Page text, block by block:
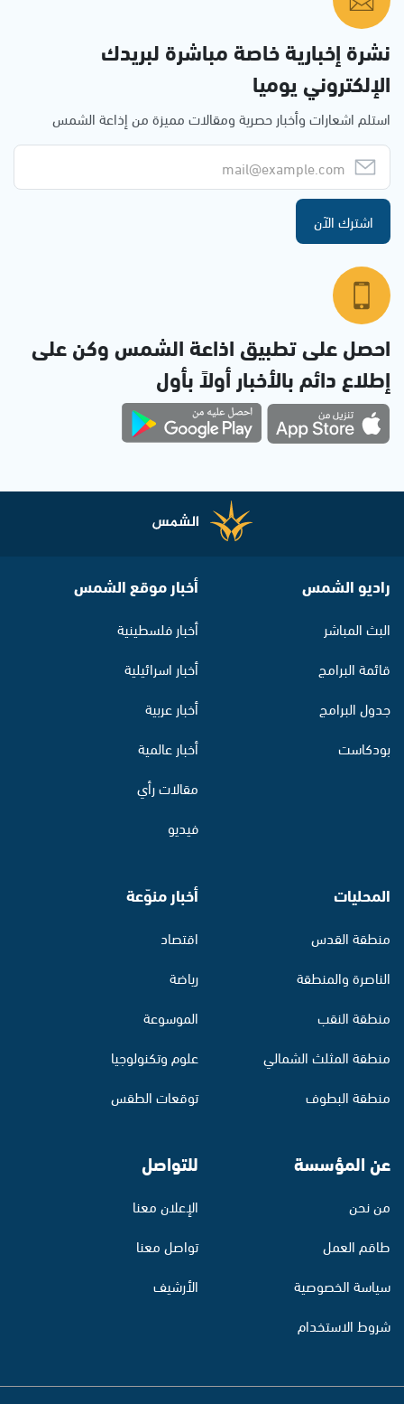
نشرة إخبارية خاصة مباشرة لبريدك
الإلكتروني يوميا
استلم اشعارات وأخبار حصرية ومقالات مميزة من إذاعة الشمس
اشترك الآن
احصل على تطبيق اذاعة الشمس وكن على
إطلاع دائم بالأخبار أولاً بأول
راديو الشمس
البث المباشر
قائمة البرامج
جدول البرامج
بودكاست
أخبار موقع الشمس
أخبار فلسطينية
أخبار اسرائيلية
أخبار عربية
أخبار عالمية
مقالات رأي
فيديو
المحليات
منطقة القدس
الناصرة والمنطقة
منطقة النقب
منطقة المثلث الشمالي
منطقة البطوف
أخبار منوّعة
اقتصاد
رياضة
الموسوعة
علوم وتكنولوجيا
توقعات الطقس
عن المؤسسة
من نحن
طاقم العمل
سياسة الخصوصية
شروط الاستخدام
للتواصل
الإعلان معنا
تواصل معنا
الأرشيف